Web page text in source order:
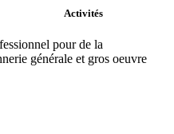
Activités
pour de la
générale et gros oeuvre